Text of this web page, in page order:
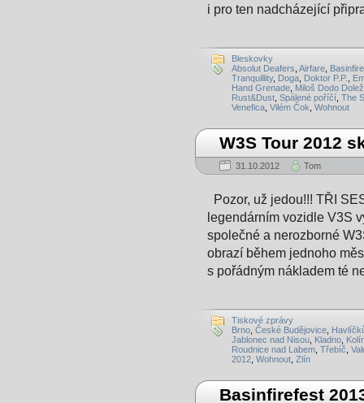
i pro ten nadcházející
Bleskovky
Absolut Deafers Airfare
Tranquillity, Doga Doktor P.P.
Hand Grenade Miloš Dodo
Rust&Dust Spálené poříčí The
Venefica Vilém Čok Wohnout
W3S Tour 2012
31.10.2012 Tom
Pozor, už jedou!!! TŘI
legendárním vozidle V3S
společné a nerozborné
obrazí během jednoho
s pořádným nákladem té
Tiskové zprávy
Brno České Budějovice
Jablonec nad Nisou Kladno
Roudnice nad Labem Třebíč
2012 Wohnout Zlín
Basinfirefest